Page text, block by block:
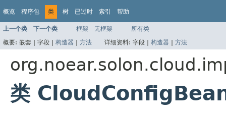
概览 程序包 类 树 已过时 索引 帮助
上一个类 下一个类 框架 无框架
所有类
概要: 嵌套 | 字段 | 构造器 | 方法 详细资料: 字段 | 构造器 | 方法
类